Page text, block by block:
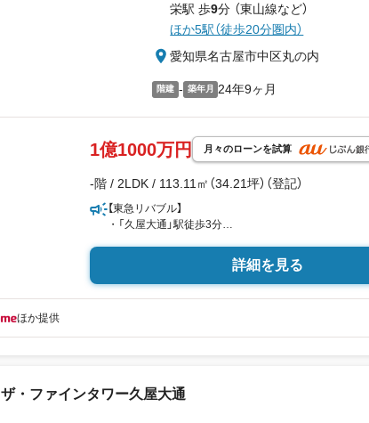
栄駅 歩9分 （東山線など）
ほか5駅（徒歩20分圏内）
愛知県名古屋市中区丸の内
階建 - 築年月 24年9ヶ月
1億1000万円 月々のローンを試算
-階 / 2LDK / 113.11㎡（34.21坪）（登記）
【東急リバブル】
・「久屋大通」駅徒歩3分
詳細を見る
ほか提供
ザ・ファインタワー久屋大通